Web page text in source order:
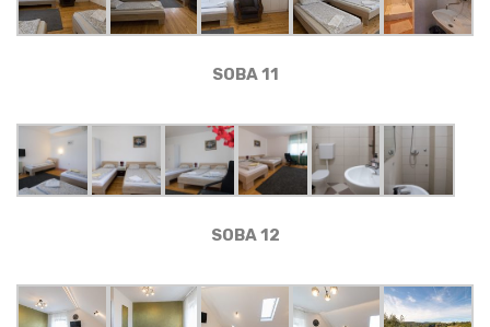
SOBA 11
SOBA 12